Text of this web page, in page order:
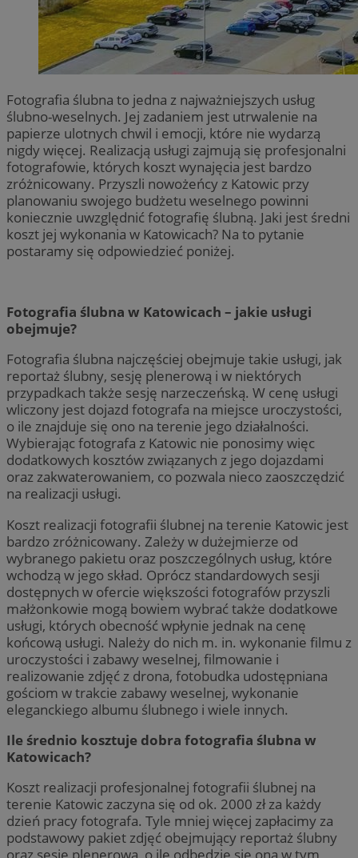
Fotografia ślubna to jedna z najważniejszych usług
ślubno-weselnych. Jej zadaniem jest utrwalenie na
papierze ulotnych chwil i emocji, które nie wydarzą
nigdy więcej. Realizacją usługi zajmują się profesjonalni
fotografowie, których koszt wynajęcia jest bardzo
zróżnicowany. Przyszli nowożeńcy z Katowic przy
planowaniu swojego budżetu weselnego powinni
koniecznie uwzględnić fotografię ślubną. Jaki jest średni
koszt jej wykonania w Katowicach? Na to pytanie
postaramy się odpowiedzieć poniżej.
Fotografia ślubna w Katowicach – jakie usługi
obejmuje?
Fotografia ślubna najczęściej obejmuje takie usługi, jak
reportaż ślubny, sesję plenerową i w niektórych
przypadkach także sesję narzeczeńską. W cenę usługi
wliczony jest dojazd fotografa na miejsce uroczystości,
o ile znajduje się ono na terenie jego działalności.
Wybierając fotografa z Katowic nie ponosimy więc
dodatkowych kosztów związanych z jego dojazdami
oraz zakwaterowaniem, co pozwala nieco zaoszczędzić
na realizacji usługi.
Koszt realizacji fotografii ślubnej na terenie Katowic jest
bardzo zróżnicowany. Zależy w dużejmierze od
wybranego pakietu oraz poszczególnych usług, które
wchodzą w jego skład. Oprócz standardowych sesji
dostępnych w ofercie większości fotografów przyszli
małżonkowie mogą bowiem wybrać także dodatkowe
usługi, których obecność wpłynie jednak na cenę
końcową usługi. Należy do nich m. in. wykonanie filmu z
uroczystości i zabawy weselnej, filmowanie i
realizowanie zdjęć z drona, fotobudka udostępniana
gościom w trakcie zabawy weselnej, wykonanie
eleganckiego albumu ślubnego i wiele innych.
Ile średnio kosztuje dobra fotografia ślubna w
Katowicach?
Koszt realizacji profesjonalnej fotografii ślubnej na
terenie Katowic zaczyna się od ok. 2000 zł za każdy
dzień pracy fotografa. Tyle mniej więcej zapłacimy za
podstawowy pakiet zdjęć obejmujący reportaż ślubny
oraz sesję plenerową, o ile odbędzie się ona w tym